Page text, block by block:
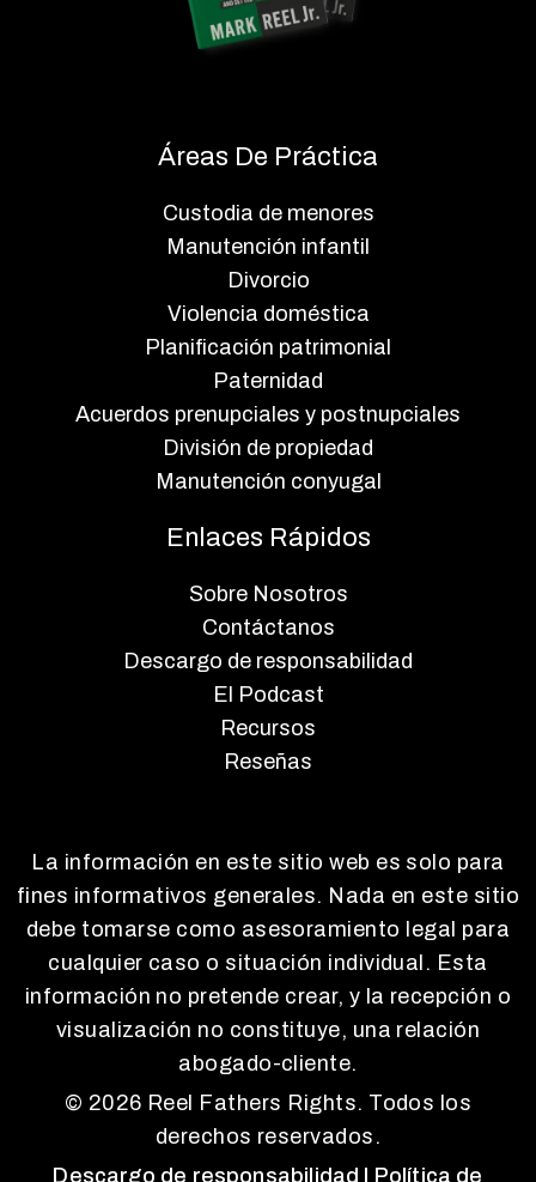
Áreas De Práctica
Custodia de menores
Manutención infantil
Divorcio
Violencia doméstica
Planificación patrimonial
Paternidad
Acuerdos prenupciales y postnupciales
División de propiedad
Manutención conyugal
Enlaces Rápidos
Sobre Nosotros
Contáctanos
Descargo de responsabilidad
El Podcast
Recursos
Reseñas
La información en este sitio web es solo para
fines informativos generales. Nada en este sitio
debe tomarse como asesoramiento legal para
cualquier caso o situación individual. Esta
información no pretende crear, y la recepción o
visualización no constituye, una relación
abogado-cliente.
© 2026 Reel Fathers Rights. Todos los
derechos reservados.
Descargo de responsabilidad
| Política de